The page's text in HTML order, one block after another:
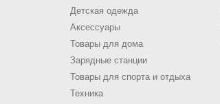
Детская одежда
Аксессуары
Товары для дома
Зарядные станции
Товары для спорта и отдыха
Техника